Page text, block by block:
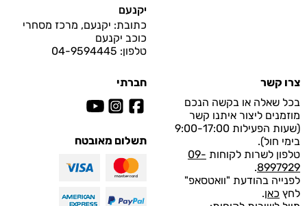
יקנעם
כתובת: יקנעם, מרכז מסחרי
כוכב יקנעם
טלפון: 04-9594445
צרו קשר
בכל שאלה או בקשה הנכם
מוזמנים ליצור איתנו קשר
(שעות הפעילות 9:00-17:00
בימי חול).
טלפון לשרות לקוחות 09-
8997929
.
לפנייה בהודעת "וואטסאפ"
לחץ כאן.
חברתי
תשלום מאובטח